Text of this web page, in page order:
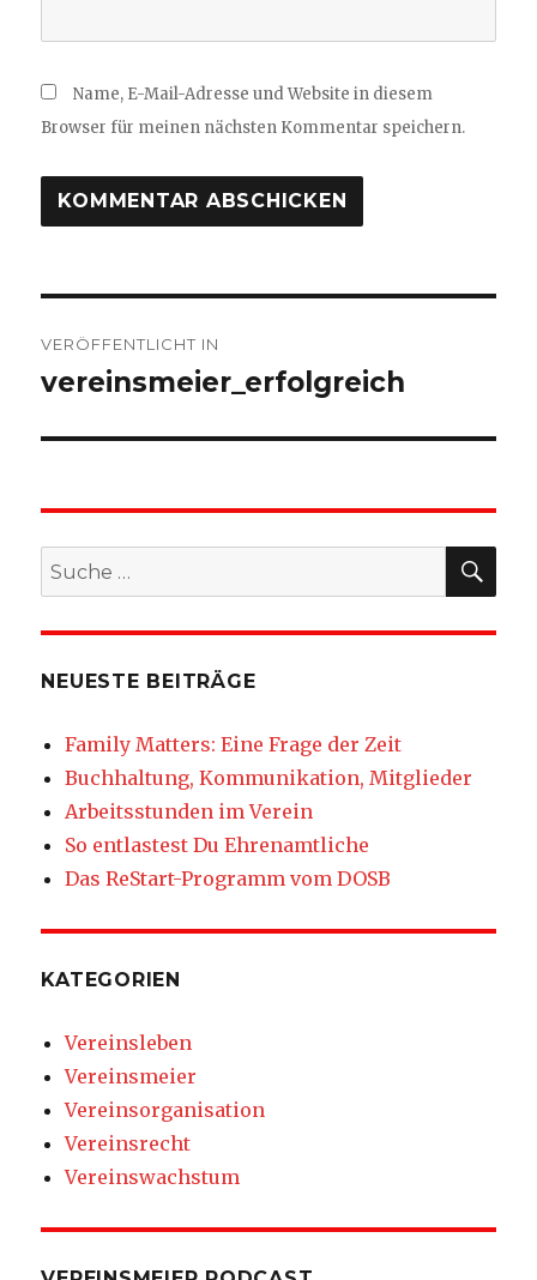
Name, E-Mail-Adresse und Website in diesem
Browser für meinen nächsten Kommentar speichern.
VERÖFFENTLICHT IN
vereinsmeier_erfolgreich
Suche
nach:
NEUESTE BEITRÄGE
Family Matters: Eine Frage der Zeit
Buchhaltung, Kommunikation, Mitglieder
Arbeitsstunden im Verein
So entlastest Du Ehrenamtliche
Das ReStart-Programm vom DOSB
KATEGORIEN
Vereinsleben
Vereinsmeier
Vereinsorganisation
Vereinsrecht
Vereinswachstum